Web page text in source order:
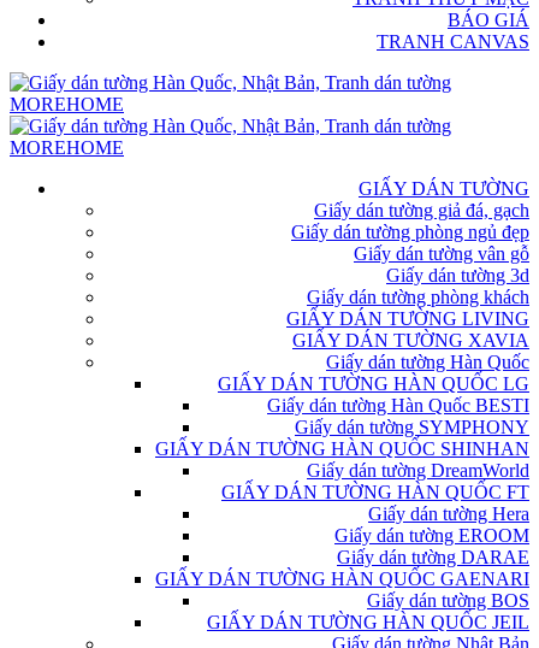
BÁO GIÁ
TRANH CANVAS
GIẤY DÁN TƯỜNG
Giấy dán tường giả đá, gạch
Giấy dán tường phòng ngủ đẹp
Giấy dán tường vân gỗ
Giấy dán tường 3d
Giấy dán tường phòng khách
GIẤY DÁN TƯỜNG LIVING
GIẤY DÁN TƯỜNG XAVIA
Giấy dán tường Hàn Quốc
GIẤY DÁN TƯỜNG HÀN QUỐC LG
Giấy dán tường Hàn Quốc BESTI
Giấy dán tường SYMPHONY
GIẤY DÁN TƯỜNG HÀN QUỐC SHINHAN
Giấy dán tường DreamWorld
GIẤY DÁN TƯỜNG HÀN QUỐC FT
Giấy dán tường Hera
Giấy dán tường EROOM
Giấy dán tường DARAE
GIẤY DÁN TƯỜNG HÀN QUỐC GAENARI
Giấy dán tường BOS
GIẤY DÁN TƯỜNG HÀN QUỐC JEIL
Giấy dán tường Nhật Bản